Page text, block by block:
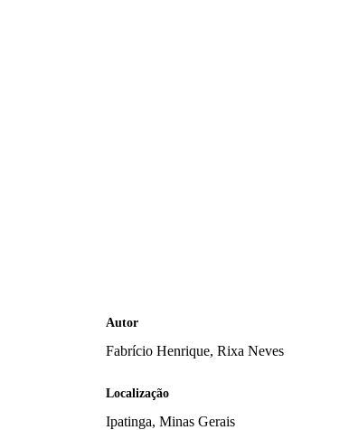
Autor
Fabrício Henrique, Rixa Neves
Localização
Ipatinga, Minas Gerais